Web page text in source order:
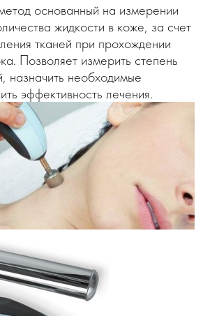
основанный на измерении
жидкости в коже, за счет
тканей при прохождении
Позволяет измерить степень
назначить необходимые
эффективность лечения.